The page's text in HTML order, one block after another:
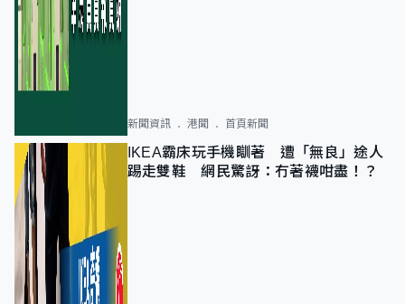
新聞資訊 港聞 首頁新聞
IKEA霸床玩手機瞓著 遭「無良」途人
踢走雙鞋 網民驚訝：冇著襪咁盡！？